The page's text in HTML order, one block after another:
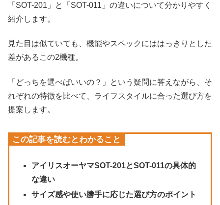
「SOT-201」と「SOT-011」の違いについて分かりやすく
紹介します。
見た目は似ていても、機能やスペックにははっきりとした
差があるこの2機種。
「どっちを選べばいいの？」という疑問に答えながら、そ
れぞれの特徴を比べて、ライフスタイルに合った選び方を
提案します。
この記事を読むとわかること
アイリスオーヤマSOT-201とSOT-011の具体的
な違い
サイズ感や使い勝手に応じた選び方のポイント